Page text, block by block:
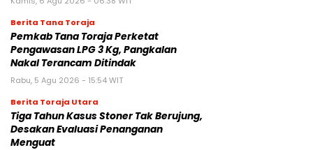
Berita Tana Toraja
Pemkab Tana Toraja Perketat
Pengawasan LPG 3 Kg, Pangkalan
Nakal Terancam Ditindak
Rabu, 5 Agu 2026 - 15:54 WIT
Berita Toraja Utara
Tiga Tahun Kasus Stoner Tak Berujung,
Desakan Evaluasi Penanganan
Menguat